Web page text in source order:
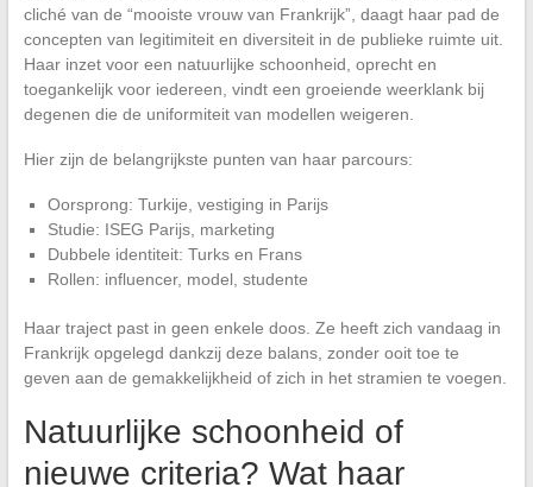
cliché van de “mooiste vrouw van Frankrijk”, daagt haar pad de
concepten van legitimiteit en diversiteit in de publieke ruimte uit.
Haar inzet voor een natuurlijke schoonheid, oprecht en
toegankelijk voor iedereen, vindt een groeiende weerklank bij
degenen die de uniformiteit van modellen weigeren.
Hier zijn de belangrijkste punten van haar parcours:
Oorsprong: Turkije, vestiging in Parijs
Studie: ISEG Parijs, marketing
Dubbele identiteit: Turks en Frans
Rollen: influencer, model, studente
Haar traject past in geen enkele doos. Ze heeft zich vandaag in
Frankrijk opgelegd dankzij deze balans, zonder ooit toe te
geven aan de gemakkelijkheid of zich in het stramien te voegen.
Natuurlijke schoonheid of
nieuwe criteria? Wat haar